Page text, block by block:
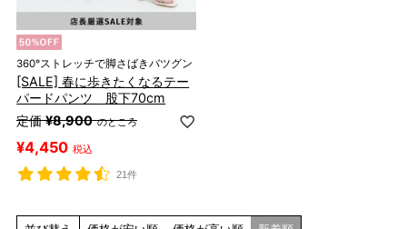
360°ストレッチで脚さばきバツグン
[SALE] 春に歩きたくなるテー
パードパンツ 股下70cm
定価 ¥8,900 のところ
¥4,450 税込
21件